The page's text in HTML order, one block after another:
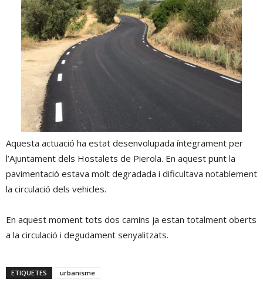
Aquesta actuació ha estat desenvolupada íntegrament per
l’Ajuntament dels Hostalets de Pierola. En aquest punt la
pavimentació estava molt degradada i dificultava notablement
la circulació dels vehicles.
En aquest moment tots dos camins ja estan totalment oberts
a la circulació i degudament senyalitzats.
ETIQUETES urbanisme